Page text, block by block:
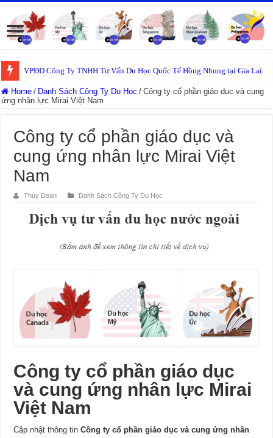
VPĐD Công Ty TNHH Tư Vấn Du Học Quốc Tế Hồng Nhung tại Gia Lai
Home / Danh Sách Công Ty Du Học / Công ty cổ phần giáo dục và cung
ứng nhân lực Mirai Việt Nam
Công ty cổ phần giáo dục và
cung ứng nhân lực Mirai Việt
Nam
Thúy Đoan Danh Sách Công Ty Du Học
Công ty cổ phần giáo dục
và cung ứng nhân lực Mirai
Việt Nam
Cập nhật thông tinCông ty cổ phần giáo dục và cung ứng nhân